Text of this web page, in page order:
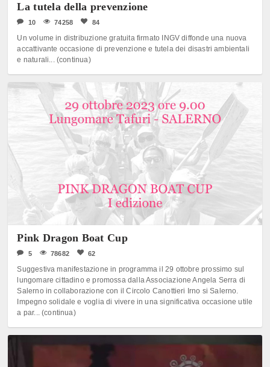
La tutela della prevenzione
10 74258 84
Un volume in distribuzione gratuita firmato INGV diffonde una nuova
accattivante occasione di prevenzione e tutela dei disastri ambientali
e naturali... (continua)
Pink Dragon Boat Cup
5 78682 62
Suggestiva manifestazione in programma il 29 ottobre prossimo sul
lungomare cittadino e promossa dalla Associazione Angela Serra di
Salerno in collaborazione con il Circolo Canottieri Irno si Salerno.
Impegno solidale e voglia di vivere in una significativa occasione utile
a par... (continua)